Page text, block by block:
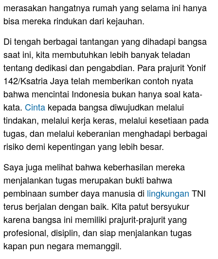
merasakan hangatnya rumah yang selama ini hanya
bisa mereka rindukan dari kejauhan.
Di tengah berbagai tantangan yang dihadapi bangsa
saat ini, kita membutuhkan lebih banyak teladan
tentang dedikasi dan pengabdian. Para prajurit Yonif
142/Ksatria Jaya telah memberikan contoh nyata
bahwa mencintai Indonesia bukan hanya soal kata-
kata. Cinta kepada bangsa diwujudkan melalui
tindakan, melalui kerja keras, melalui kesetiaan pada
tugas, dan melalui keberanian menghadapi berbagai
risiko demi kepentingan yang lebih besar.
Saya juga melihat bahwa keberhasilan mereka
menjalankan tugas merupakan bukti bahwa
pembinaan sumber daya manusia di lingkungan TNI
terus berjalan dengan baik. Kita patut bersyukur
karena bangsa ini memiliki prajurit-prajurit yang
profesional, disiplin, dan siap menjalankan tugas
kapan pun negara memanggil.